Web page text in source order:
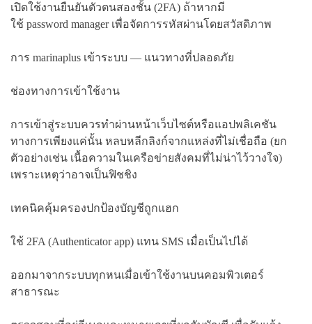
เปิดใช้งานยืนยันตัวตนสองชั้น (2FA) ถ้าหากมี
ใช้ password manager เพื่อจัดการรหัสผ่านโดยสวัสดิภาพ
การ marinaplus เข้าระบบ — แนวทางที่ปลอดภัย
ช่องทางการเข้าใช้งาน
การเข้าสู่ระบบควรทำผ่านหน้าเว็บไซต์หรือแอปพลิเคชัน
ทางการเพียงแค่นั้น หลบหลีกลิงก์จากแหล่งที่ไม่เชื่อถือ (ยก
ตัวอย่างเช่น เนื้อความในเครือข่ายสังคมที่ไม่น่าไว้วางใจ)
เพราะเหตุว่าอาจเป็นฟิชชิง
เทคนิคคุ้มครองปกป้องบัญชีถูกแฮก
ใช้ 2FA (Authenticator app) แทน SMS เมื่อเป็นไปได้
ออกมาจากระบบทุกหนเมื่อเข้าใช้งานบนคอมพิวเตอร์
สาธารณะ